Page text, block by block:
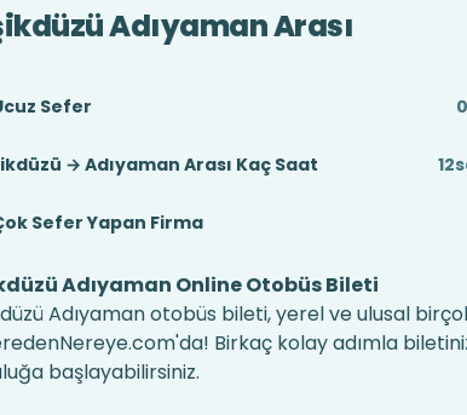
Adıyaman Arası
Sefer
→ Adıyaman Arası Kaç Saat
Sefer Yapan Firma
Adıyaman Online Otobüs Bileti
Adıyaman otobüs bileti, yerel ve ulusal
Birkaç kolay adımla
başlayabilirsiniz.